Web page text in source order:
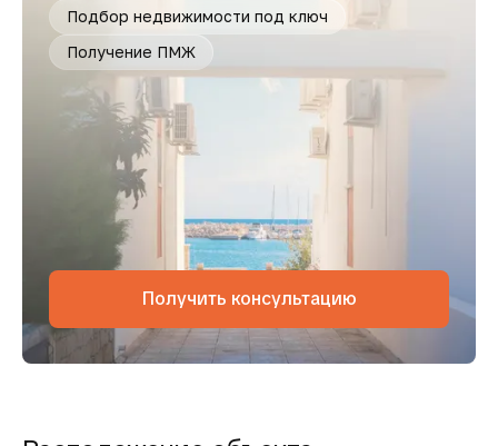
Подбор недвижимости под ключ
Получение ПМЖ
Получить консультацию